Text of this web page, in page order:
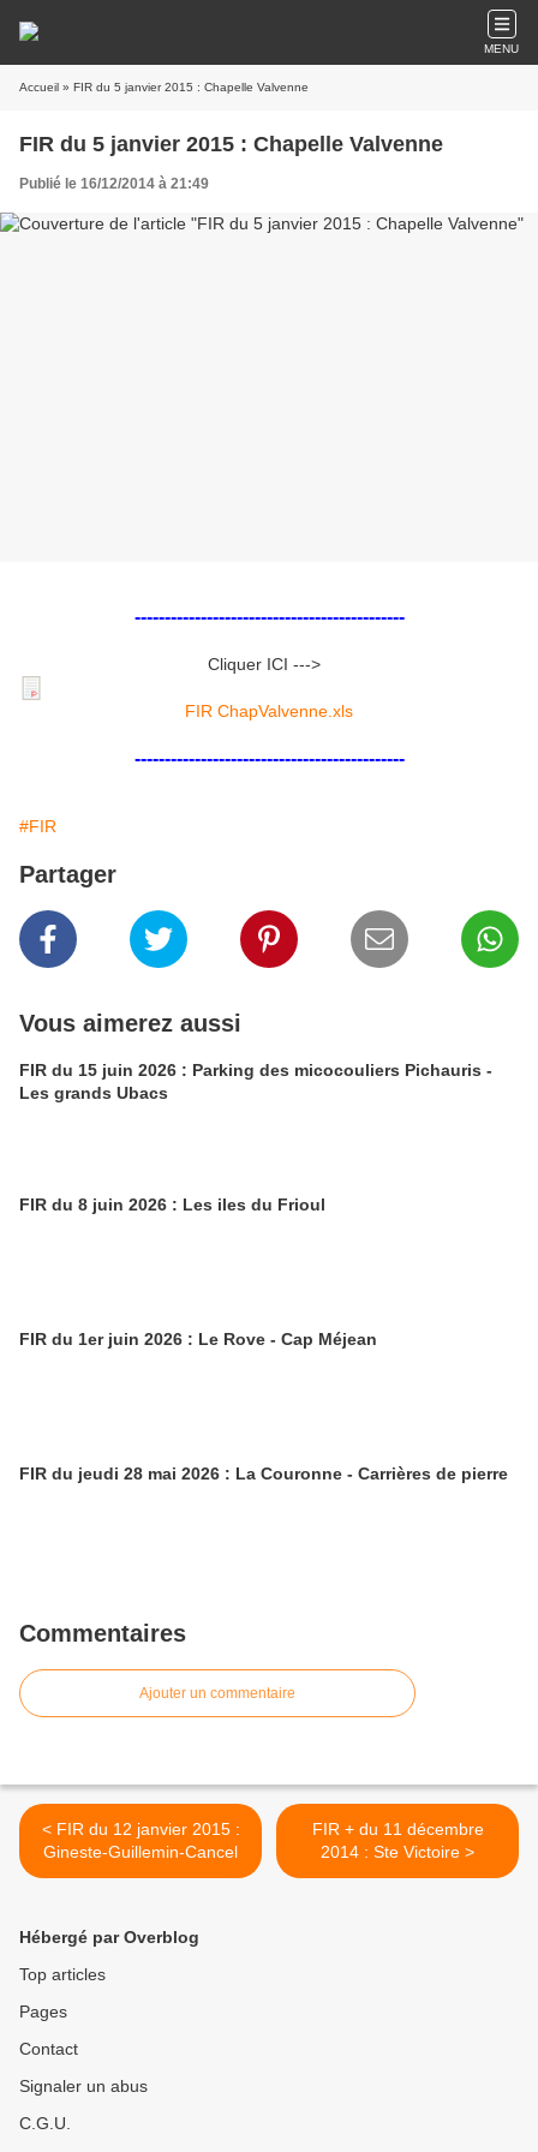
MENU
Accueil » FIR du 5 janvier 2015 : Chapelle Valvenne
FIR du 5 janvier 2015 : Chapelle Valvenne
Publié le 16/12/2014 à 21:49
---------------------------------------------
Cliquer ICI --->
FIR ChapValvenne.xls
---------------------------------------------
#FIR
Partager
Vous aimerez aussi
FIR du 15 juin 2026 : Parking des micocouliers Pichauris -
Les grands Ubacs
FIR du 8 juin 2026 : Les iles du Frioul
FIR du 1er juin 2026 : Le Rove - Cap Méjean
FIR du jeudi 28 mai 2026 : La Couronne - Carrières de pierre
Commentaires
Ajouter un commentaire
< FIR du 12 janvier 2015 :
Gineste-Guillemin-Cancel
FIR + du 11 décembre
2014 : Ste Victoire >
Hébergé par Overblog
Top articles
Pages
Contact
Signaler un abus
C.G.U.